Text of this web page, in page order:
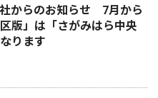
からのお知らせ 7月から
区版」は「さがみはら中央
ります